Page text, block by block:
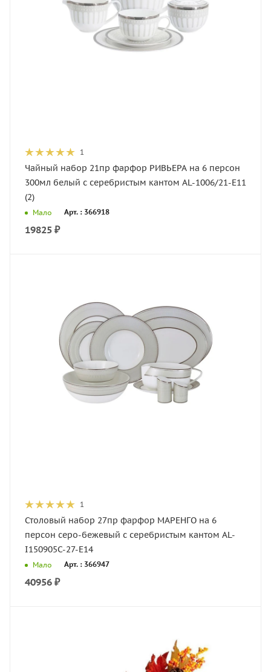
1
Чайный набор 21пр фарфор РИВЬЕРА на 6 персон
300мл белый с серебристым кантом AL-1006/21-E11
(2)
Мало Арт. : 366918
19825 ₽
1
Столовый набор 27пр фарфор МАРЕНГО на 6
персон серо-бежевый с серебристым кантом AL-
I150905C-27-E14
Мало Арт. : 366947
40956 ₽